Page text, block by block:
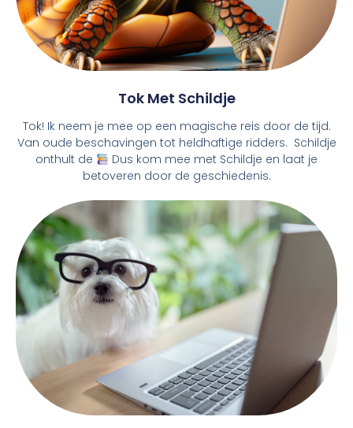
Tok Met Schildje
Tok! Ik neem je mee op een magische reis door de tijd.
Van oude beschavingen tot heldhaftige ridders. Schildje
onthult de
Dus kom mee met Schildje en laat je
betoveren door de geschiedenis.